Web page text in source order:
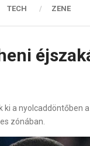
TECH ZENE
a nyolcaddöntőben
zónában.